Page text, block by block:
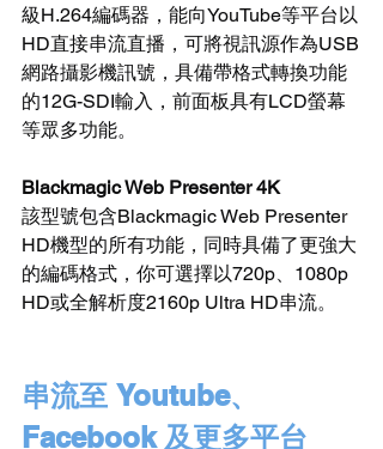
級H.264編碼器，能向YouTube等平台以
HD直接串流直播，可將視訊源作為USB
網路攝影機訊號，具備帶格式轉換功能
的12G-SDI輸入，前面板具有LCD螢幕
等眾多功能。
Blackmagic Web Presenter 4K
該型號包含Blackmagic Web Presenter
HD機型的所有功能，同時具備了更強大
的編碼格式，你可選擇以720p、1080p
HD或全解析度2160p Ultra HD串流。
串流至 Youtube、
Facebook 及更多平台